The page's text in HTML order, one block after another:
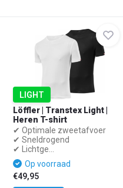
LIGHT
Löffler | Transtex Light |
Heren T-shirt
✔ Optimale zweetafvoer
✔ Sneldrogend
✔ Lichtge...
Op voorraad
€49,95